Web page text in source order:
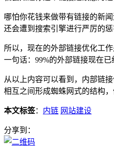
哪怕你花钱来做带有链接的新
还会遭到搜索引擎进行严厉的惩
所以，现在的外部链接优化工
一句话：99%的外部链接现在
从以上内容可以看到，内部链
相互之间形成蜘蛛网式的结构
本文标签： 内链 网站建设
分享到：